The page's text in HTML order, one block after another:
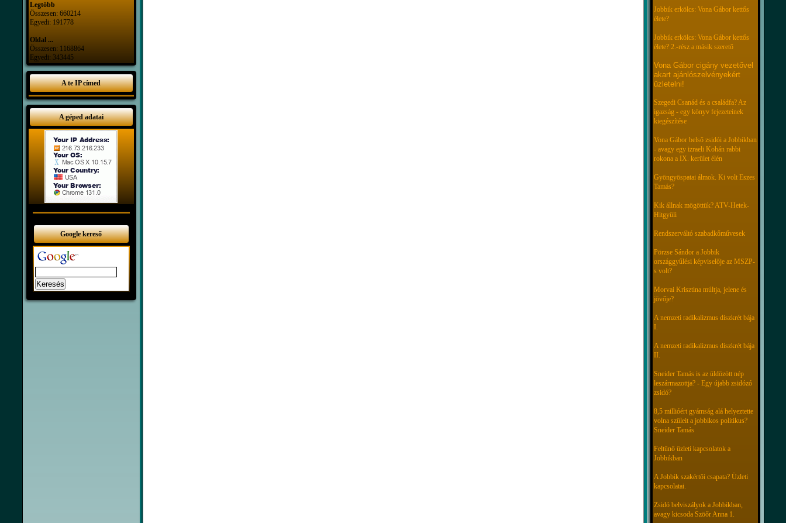
Legtöbb
Összesen: 660214
Egyedi: 191778
Oldal ...
Összesen: 1168864
Egyedi: 343445
A te IP címed
A géped adatai
Google kereső
Jobbik erkölcs: Vona Gábor kettős
élete?
Jobbik erkölcs: Vona Gábor kettős
élete? 2.-rész a másik szerető
Vona Gábor cigány vezetővel
akart ajánlószelvényekért
üzletelni!
Szegedi Csanád és a családfa? Az
igazság - egy könyv fejezeteinek
kiegészítése
Vona Gábor belső zsidói a Jobbikban
- avagy egy izraeli Kohán rabbi
rokona a IX. kerület élén
Gyöngyöspatai álmok. Ki volt Eszes
Tamás?
Kik állnak mögöttük? ATV-Hetek-
Hitgyüli
Rendszerváltó szabadkőművesek
Pörzse Sándor a Jobbik
országgyűlési képviselője az MSZP-
s volt?
Morvai Krisztina múltja, jelene és
jövője?
A nemzeti radikalizmus diszkrét bája
I.
A nemzeti radikalizmus diszkrét bája
II.
Sneider Tamás is az üldözött nép
leszármazottja? - Egy újabb zsidózó
zsidó?
8,5 millióért gyámság alá helyeztette
volna szüleit a jobbikos politikus?
Sneider Tamás
Feltűnő üzleti kapcsolatok a
Jobbikban
A Jobbik szakértői csapata? Üzleti
kapcsolatai.
Zsidó belviszályok a Jobbikban,
avagy kicsoda Szöőr Anna 1.